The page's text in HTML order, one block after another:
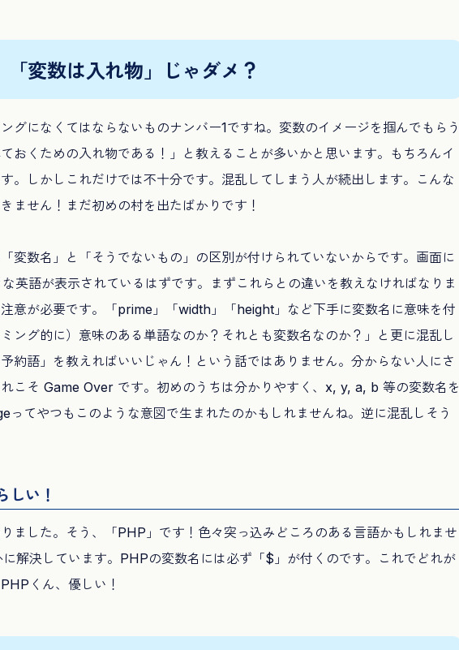
「変数は入れ物」じゃダメ？
グになくてはならないものナンバー1ですね。変数のイメージを掴んでもらう
おくための入れ物である！」と教えることが多いかと思います。もちろんイ
。しかしこれだけでは不十分です。混乱してしまう人が続出します。こんな
ません！まだ初めの村を出たばかりです！
変数名」と「そうでないもの」の区別が付けられていないからです。画面に
語が表示されているはずです。まずこれらとの違いを教えなければなりま
意が必要です。「prime」「width」「height」など下手に変数名に意味を付
ング的に）意味のある単語なのか？それとも変数名なのか？」と更に混乱し
約語」を教えればいいじゃん！という話ではありません。分からない人にさ
こそ Game Over です。初めのうちは分かりやすく、x, y, a, b 等の変数名を
てやつもこのような意図で生まれたのかもしれませんね。逆に混乱しそう
しい！
ました。そう、「PHP」です！色々突っ込みどころのある言語かもしれませ
解決しています。PHPの変数名には必ず「$」が付くのです。これでどれが
くん、優しい！